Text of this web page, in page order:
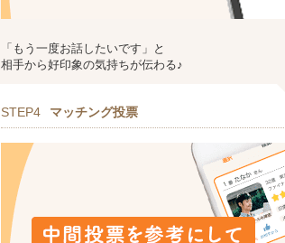
「もう一度お話したいです」と
相手から好印象の気持ちが伝わる♪
STEP4 マッチング投票